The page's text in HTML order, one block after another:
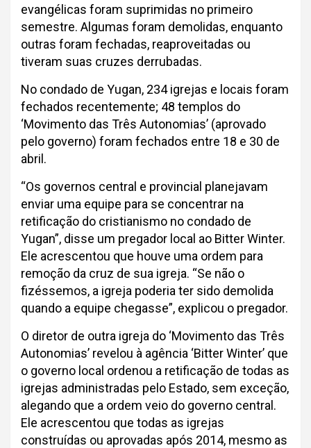
evangélicas foram suprimidas no primeiro
semestre. Algumas foram demolidas, enquanto
outras foram fechadas, reaproveitadas ou
tiveram suas cruzes derrubadas.
No condado de Yugan, 234 igrejas e locais foram
fechados recentemente; 48 templos do
‘Movimento das Três Autonomias’ (aprovado
pelo governo) foram fechados entre 18 e 30 de
abril.
“Os governos central e provincial planejavam
enviar uma equipe para se concentrar na
retificação do cristianismo no condado de
Yugan”, disse um pregador local ao Bitter Winter.
Ele acrescentou que houve uma ordem para
remoção da cruz de sua igreja. “Se não o
fizéssemos, a igreja poderia ter sido demolida
quando a equipe chegasse”, explicou o pregador.
O diretor de outra igreja do ‘Movimento das Três
Autonomias’ revelou à agência ‘Bitter Winter’ que
o governo local ordenou a retificação de todas as
igrejas administradas pelo Estado, sem exceção,
alegando que a ordem veio do governo central.
Ele acrescentou que todas as igrejas
construídas ou aprovadas após 2014, mesmo as